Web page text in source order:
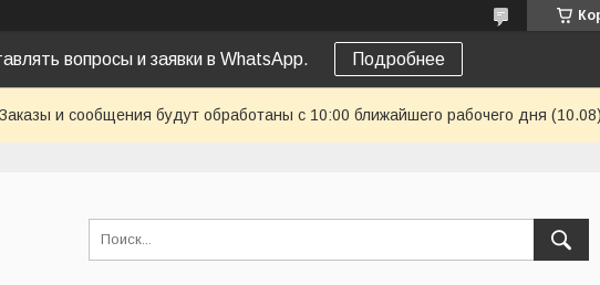
вопросы и заявки в WhatsApp. Подробнее
и сообщения будут обработаны с 10:00 ближайшего рабочего дня (10.08)